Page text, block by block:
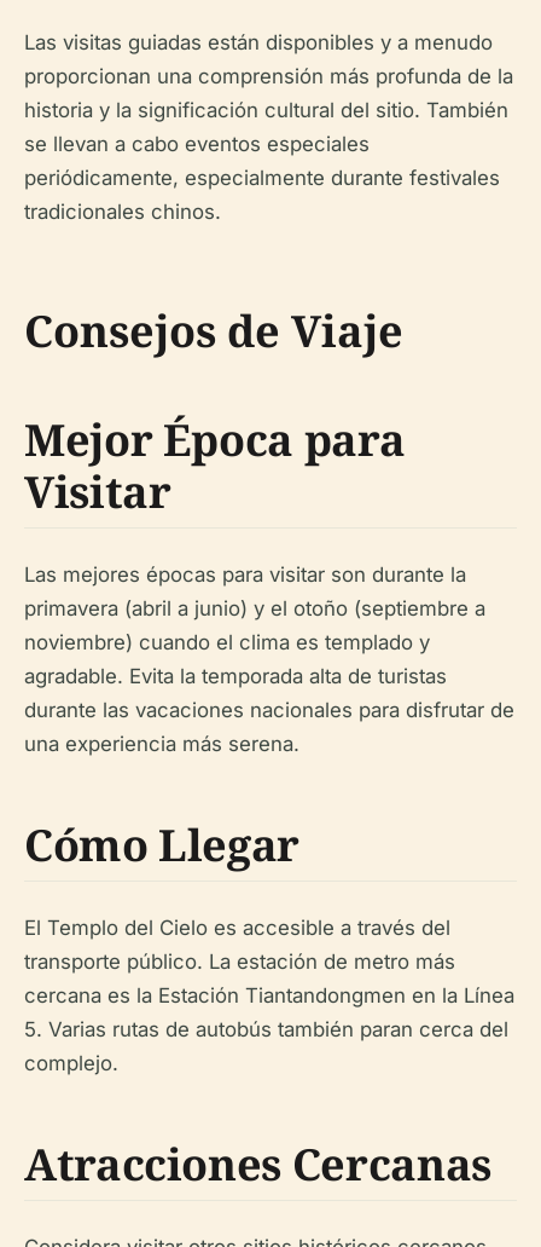
Las visitas guiadas están disponibles y a menudo
proporcionan una comprensión más profunda de la
historia y la significación cultural del sitio. También
se llevan a cabo eventos especiales
periódicamente, especialmente durante festivales
tradicionales chinos.
Consejos de Viaje
Mejor Época para
Visitar
Las mejores épocas para visitar son durante la
primavera (abril a junio) y el otoño (septiembre a
noviembre) cuando el clima es templado y
agradable. Evita la temporada alta de turistas
durante las vacaciones nacionales para disfrutar de
una experiencia más serena.
Cómo Llegar
El Templo del Cielo es accesible a través del
transporte público. La estación de metro más
cercana es la Estación Tiantandongmen en la Línea
5. Varias rutas de autobús también paran cerca del
complejo.
Atracciones Cercanas